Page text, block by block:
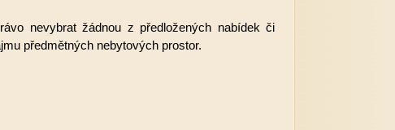
nevybrat žádnou z předložených nabídek či
předmětných nebytových prostor.